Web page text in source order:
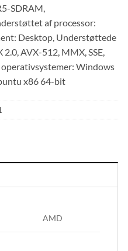
SDRAM,
af processor:
Desktop, Understøttede
AVX-512, MMX, SSE,
operativsystemer: Windows
x86 64-bit
AMD